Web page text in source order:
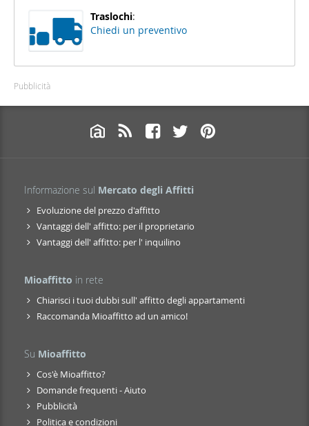
Traslochi:
Chiedi un preventivo
Pubblicità
Informazione sul Mercato degli Affitti
Evoluzione del prezzo d'affitto
Vantaggi dell' affitto: per il proprietario
Vantaggi dell' affitto: per l' inquilino
Mioaffitto in rete
Chiarisci i tuoi dubbi sull' affitto degli appartamenti
Raccomanda Mioaffitto ad un amico!
Su Mioaffitto
Cos'è Mioaffitto?
Domande frequenti - Aiuto
Pubblicità
Politica e condizioni